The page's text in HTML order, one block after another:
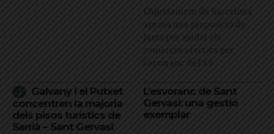
L’Ajuntament de Barcelona
aprova una proposició de
Junts per ajudar els
comerços afectats per
l'esvoranc de l'L9
Galvany i el Putxet
concentren la majoria
dels pisos turístics de
Sarrià – Sant Gervasi
L’esvoranc de Sant
Gervasi: una gestió
exemplar